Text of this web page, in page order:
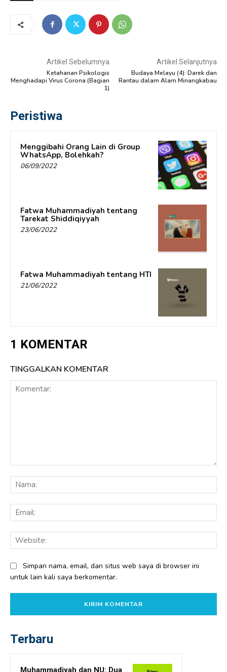
Artikel Sebelumnya
Ketahanan Psikologis
Menghadapi Virus Corona (Bagian
1)
Artikel Selanjutnya
Budaya Melayu (4): Darek dan
Rantau dalam Alam Minangkabau
Peristiwa
Menggibahi Orang Lain di Group
WhatsApp, Bolehkah?
06/09/2022
Fatwa Muhammadiyah tentang
Tarekat Shiddiqiyyah
23/06/2022
Fatwa Muhammadiyah tentang HTI
21/06/2022
1 KOMENTAR
TINGGALKAN KOMENTAR
Simpan nama, email, dan situs web saya di browser ini
untuk lain kali saya berkomentar.
Terbaru
Muhammadiyah dan NU: Dua